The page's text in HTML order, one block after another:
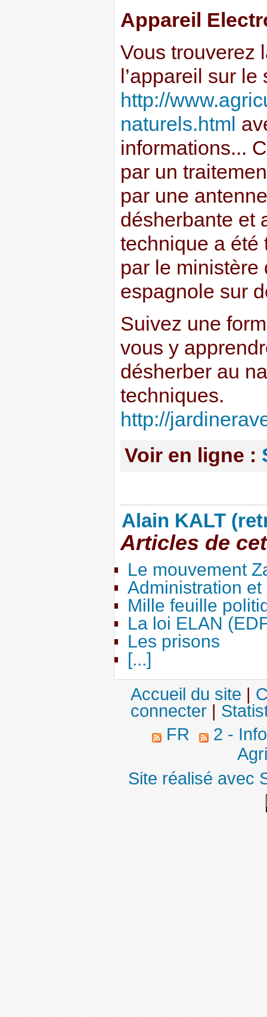
Appareil
Vous trouverez
l’appareil sur le
http://
naturels.html
informations...
par un
par une
désherbante et
technique a été
par le ministère
espagnole sur
Suivez une
vous y
désherber au
techniques.
http://
Voir en ligne :
Alain KALT
Articles de
Le mouvement
Administration
Mille feuille
La loi ELAN
Les prisons
[...]
Accueil du site|
connecter|
FR
2 -
Site réalisé avec